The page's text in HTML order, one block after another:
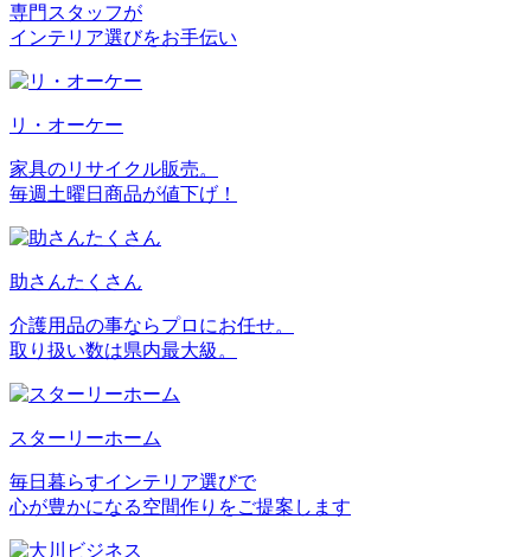
専門スタッフが
インテリア選びをお手伝い
リ・オーケー
家具のリサイクル販売。
毎週土曜日商品が値下げ！
助さんたくさん
介護用品の事ならプロにお任せ。
取り扱い数は県内最大級。
スターリーホーム
毎日暮らすインテリア選びで
心が豊かになる空間作りをご提案します